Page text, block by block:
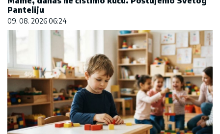
Panteliju
09. 08. 2026 06:24